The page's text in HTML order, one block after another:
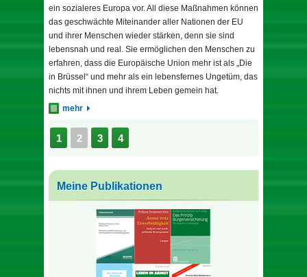
ein sozialeres Europa vor. All diese Maßnahmen können
das geschwächte Miteinander aller Nationen der EU
und ihrer Menschen wieder stärken, denn sie sind
lebensnah und real. Sie ermöglichen den Menschen zu
erfahren, dass die Europäische Union mehr ist als „Die
in Brüssel“ und mehr als ein lebensfernes Ungetüm, das
nichts mit ihnen und ihrem Leben gemein hat.
mehr
1 2 3 4
Meine Publikationen